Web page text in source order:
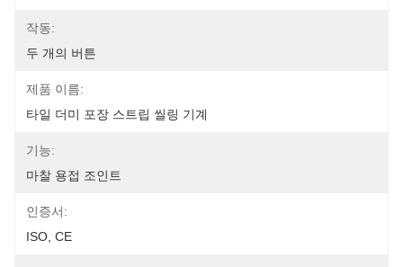
작동:
두 개의 버튼
제품 이름:
타일 ​​더미 포장 스트립 씰링 기계
기능:
마찰 용접 조인트
인증서:
ISO, CE